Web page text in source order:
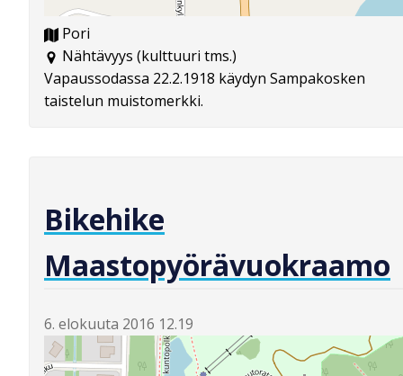
Pori
Nähtävyys (kulttuuri tms.)
Vapaussodassa 22.2.1918 käydyn Sampakosken
taistelun muistomerkki.
Bikehike
Maastopyörävuokraamo
6. elokuuta 2016 12.19